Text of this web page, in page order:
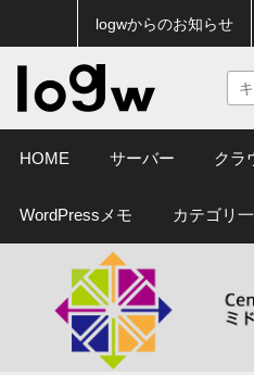
logwからのお知らせ
HOME サーバー クラ
WordPressメモ カテゴリ